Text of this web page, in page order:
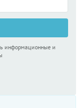
информационные и